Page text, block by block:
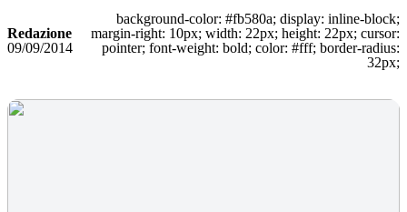
Redazione
09/09/2014
background-color: #fb580a; display: inline-block;
margin-right: 10px; width: 22px; height: 22px; cursor:
pointer; font-weight: bold; color: #fff; border-radius:
32px;